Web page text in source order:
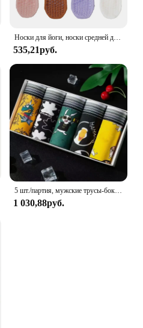
Носки для йоги, носки средней длины из чистого хлопка, Нескользящие силиконовые носки для фитнеса, пилатеса, женские спортивные носки, оптовая продажа, 4 пары
535,21руб.
5 шт./партия, мужские трусы-боксеры
1 030,88руб.